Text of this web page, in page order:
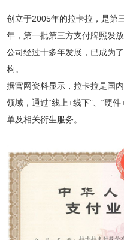
创立于2005年的拉卡拉，是第
年，第一批第三方支付牌照发
公司经过十多年发展，已成为
构。
据官网资料显示，拉卡拉是国
领域，通过“线上+线下”、“硬
单及相关衍生服务。